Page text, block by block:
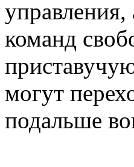
команд
могут
подальше